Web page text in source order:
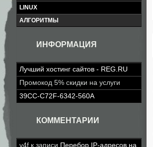
LINUX
АЛГОРИТМЫ
ИНФОРМАЦИЯ
Лучший хостинг сайтов - REG.RU
Промокод 5% скидки на услуги
39CC-C72F-6342-560A
КОММЕНТАРИИ
v4f к записи Перебор IP-адресов на